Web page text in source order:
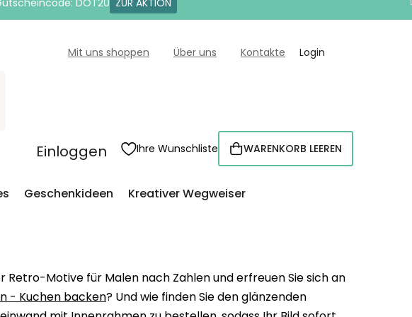
DOT20 ZUR AKTION
Mit uns shoppen Über uns Kontakte Login
Einloggen Ihre Wunschliste WARENKORB
WARENKORB LEEREN
Geschenkideen Kreativer Wegweiser
Retro-Motive für Malen nach Zahlen und erfreuen Sie sich an
- Kuchen backen? Und wie finden Sie den glänzenden